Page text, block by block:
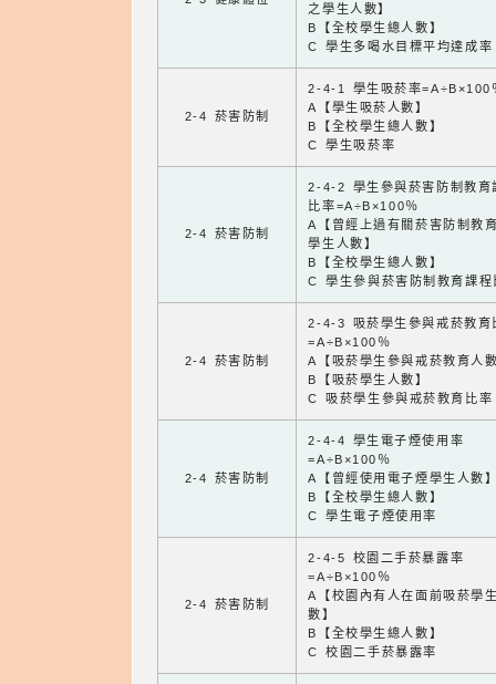
之學生人數】
B【全校學生總人數】
C 學生多喝水目標平均達成率
2-4 菸害防制
2-4-1 學生吸菸率=A÷B×100
A【學生吸菸人數】
B【全校學生總人數】
C 學生吸菸率
2-4 菸害防制
2-4-2 學生參與菸害防制教育
比率=A÷B×100％
A【曾經上過有關菸害防制教
學生人數】
B【全校學生總人數】
C 學生參與菸害防制教育課程
2-4 菸害防制
2-4-3 吸菸學生參與戒菸教育
=A÷B×100％
A【吸菸學生參與戒菸教育人
B【吸菸學生人數】
C 吸菸學生參與戒菸教育比率
2-4 菸害防制
2-4-4 學生電子煙使用率
=A÷B×100％
A【曾經使用電子煙學生人數
B【全校學生總人數】
C 學生電子煙使用率
2-4 菸害防制
2-4-5 校園二手菸暴露率
=A÷B×100％
A【校園內有人在面前吸菸學
數】
B【全校學生總人數】
C 校園二手菸暴露率